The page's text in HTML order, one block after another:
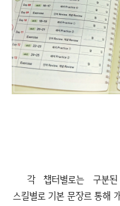
각 챕터별로는 구분
스킬별로 기본 문장르 통해